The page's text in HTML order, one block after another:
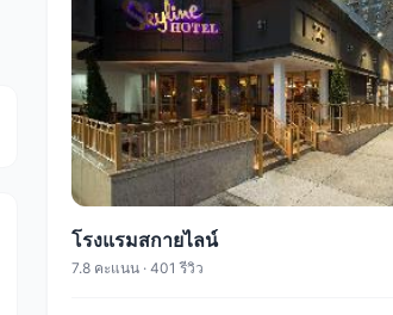
โรงแรมสกายไลน์
7.8 คะแนน · 401 รีวิว